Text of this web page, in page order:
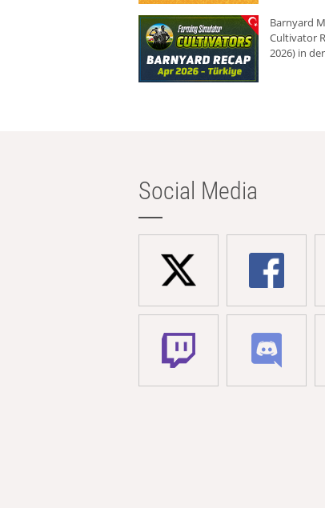
Barnyard
Cultivator
2026) in
Social Media